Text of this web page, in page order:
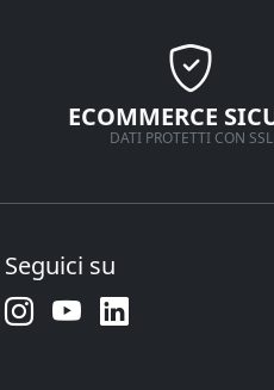
ECOMMERCE
DATI PROTETTI CON SSL
Seguici su